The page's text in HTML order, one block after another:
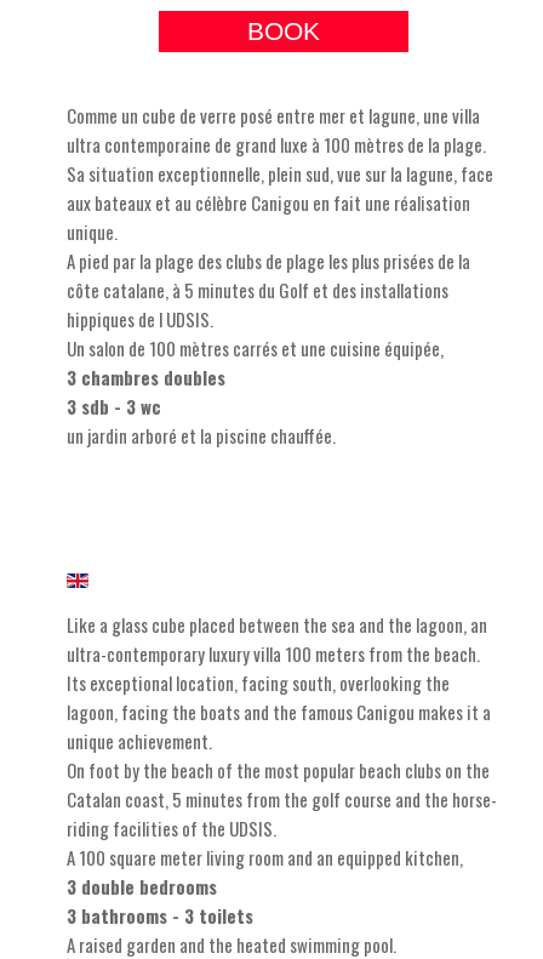
BOOK
Comme un cube de verre posé entre mer et lagune, une villa
ultra contemporaine de grand luxe à 100 mètres de la plage.
Sa situation exceptionnelle, plein sud, vue sur la lagune, face
aux bateaux et au célèbre Canigou en fait une réalisation
unique.
A pied par la plage des clubs de plage les plus prisées de la
côte catalane, à 5 minutes du Golf et des installations
hippiques de l UDSIS.
Un salon de 100 mètres carrés et une cuisine équipée,
3 chambres doubles
3 sdb - 3 wc
un jardin arboré et la piscine chauffée.
Like a glass cube placed between the sea and the lagoon, an
ultra-contemporary luxury villa 100 meters from the beach.
Its exceptional location, facing south, overlooking the
lagoon, facing the boats and the famous Canigou makes it a
unique achievement.
On foot by the beach of the most popular beach clubs on the
Catalan coast, 5 minutes from the golf course and the horse-
riding facilities of the UDSIS.
A 100 square meter living room and an equipped kitchen,
3 double bedrooms
3 bathrooms - 3 toilets
A raised garden and the heated swimming pool.